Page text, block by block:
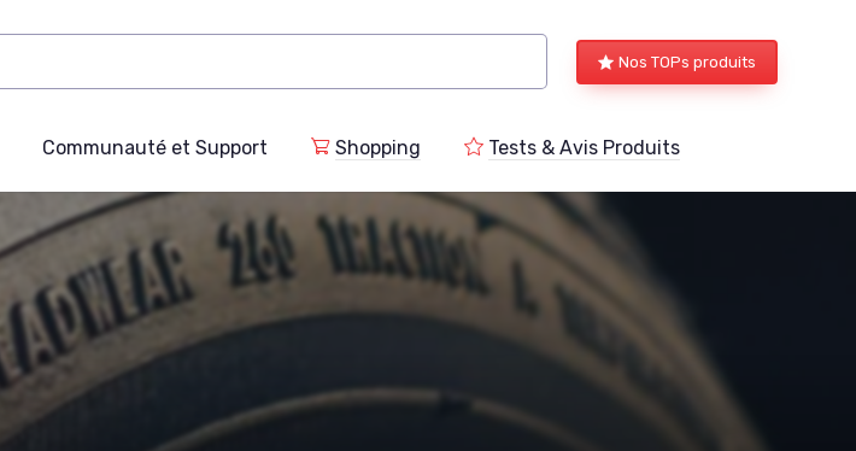
Nos TOPs produits
Communauté et Support Shopping Tests & Avis Produits